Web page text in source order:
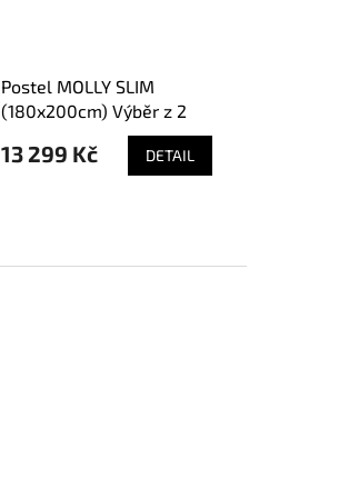
Postel MOLLY SLIM
(180x200cm) Výběr z 2
13 299 Kč DETAIL